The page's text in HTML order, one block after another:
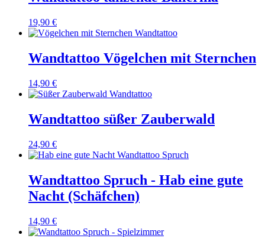
19,90 €
Wandtattoo Vögelchen mit Sternchen
14,90 €
Wandtattoo süßer Zauberwald
24,90 €
Wandtattoo Spruch - Hab eine gute
Nacht (Schäfchen)
14,90 €